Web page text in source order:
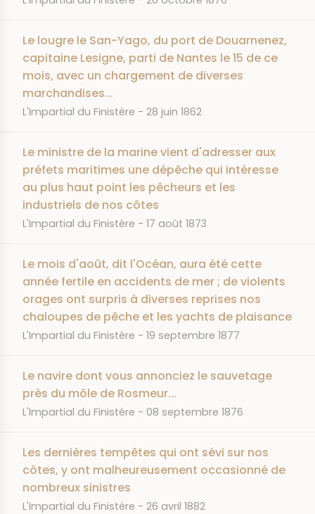
Le lougre le San-Yago, du port de Douarnenez,
capitaine Lesigne, parti de Nantes le 15 de ce
mois, avec un chargement de diverses
marchandises...
JOURNAL
L'Impartial du Finistère DATE
28 juin 1862
Le ministre de la marine vient d'adresser aux
préfets maritimes une dépêche qui intéresse
au plus haut point les pêcheurs et les
industriels de nos côtes
JOURNAL
L'Impartial du Finistère DATE
17 août 1873
Le mois d'août, dit l'Océan, aura été cette
année fertile en accidents de mer ; de violents
orages ont surpris à diverses reprises nos
chaloupes de pêche et les yachts de plaisance
JOURNAL
L'Impartial du Finistère DATE
19 septembre 1877
Le navire dont vous annonciez le sauvetage
près du môle de Rosmeur...
JOURNAL
L'Impartial du Finistère DATE
08 septembre 1876
Les dernières tempêtes qui ont sévi sur nos
côtes, y ont malheureusement occasionné de
nombreux sinistres
JOURNAL
L'Impartial du Finistère DATE
26 avril 1882